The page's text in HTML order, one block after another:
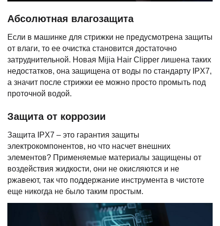
Абсолютная влагозащита
Если в машинке для стрижки не предусмотрена защиты
от влаги, то ее очистка становится достаточно
затруднительной. Новая Mijia Hair Clipper лишена таких
недостатков, она защищена от воды по стандарту IPX7,
а значит после стрижки ее можно просто промыть под
проточной водой.
Защита от коррозии
Защита IPX7 – это гарантия защиты
электрокомпонентов, но что насчет внешних
элементов? Применяемые материалы защищены от
воздействия жидкости, они не окисляются и не
ржавеют, так что поддержание инструмента в чистоте
еще никогда не было таким простым.